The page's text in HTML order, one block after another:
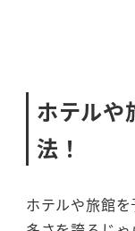
ホテルや
法！
ホテルや旅館